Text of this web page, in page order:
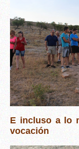
E incluso a lo
vocación